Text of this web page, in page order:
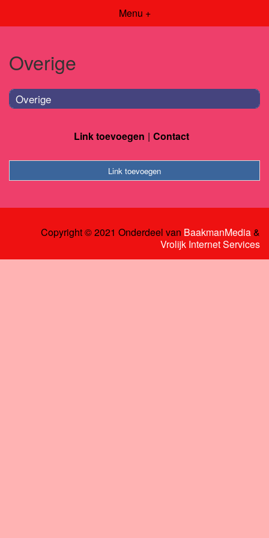
Menu +
Overige
Overige
Link toevoegen Contact
Link toevoegen
Copyright © 2021 Onderdeel van BaakmanMedia&
Vrolijk Internet Services